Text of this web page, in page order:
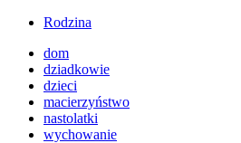
Rodzina
dom
dziadkowie
dzieci
macierzyństwo
nastolatki
wychowanie